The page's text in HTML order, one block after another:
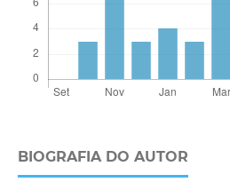
BIOGRAFIA DO AUTOR